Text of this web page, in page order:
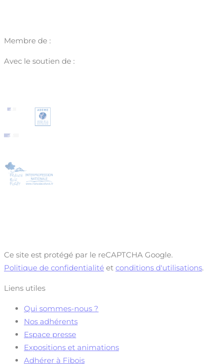
Membre de :
Avec le soutien de :
Ce site est protégé par le reCAPTCHA Google.
Politique de confidentialité et conditions d'utilisations.
Liens utiles
Qui sommes-nous ?
Nos adhérents
Espace presse
Expositions et animations
Adhérer à Fibois